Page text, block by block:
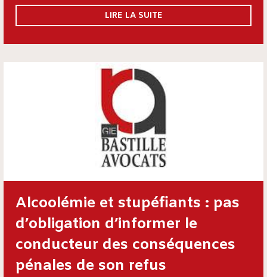
LIRE LA SUITE
Alcoolémie et stupéfiants : pas
d’obligation d’informer le
conducteur des conséquences
pénales de son refus